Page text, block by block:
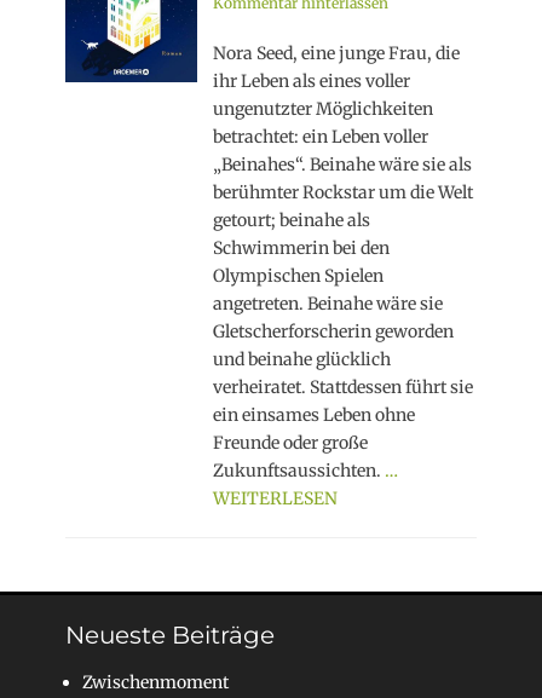
Nora Seed, eine junge Frau, die
ihr Leben als eines voller
ungenutzter Möglichkeiten
betrachtet: ein Leben voller
„Beinahes“. Beinahe wäre sie als
berühmter Rockstar um die Welt
getourt; beinahe als
Schwimmerin bei den
Olympischen Spielen
angetreten. Beinahe wäre sie
Gletscherforscherin geworden
und beinahe glücklich
verheiratet. Stattdessen führt sie
ein einsames Leben ohne
Freunde oder große
Zukunftsaussichten. …
WEITERLESEN
Neueste Beiträge
Zwischenmoment